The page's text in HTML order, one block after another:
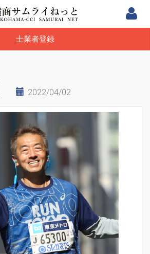
士業者登録
2022/04/02